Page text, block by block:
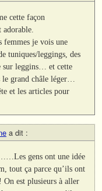
cette façon
adorable.
femmes je vois une
tuniques/leggings, des
sur leggins… et cette
le grand châle léger…
et les articles pour
a dit :
gens ont une idée
tout ça parce qu’ils ont
est plusieurs à aller